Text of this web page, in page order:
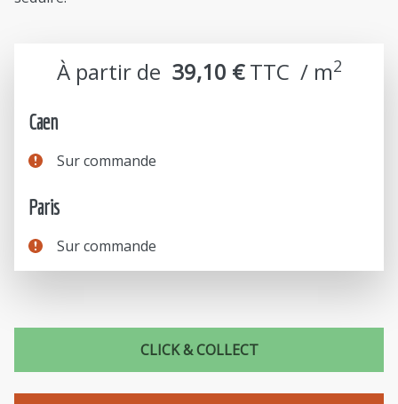
À partir de 39,10 €TTC  / m2
Caen
Sur commande
Paris
Sur commande
CLICK & COLLECT